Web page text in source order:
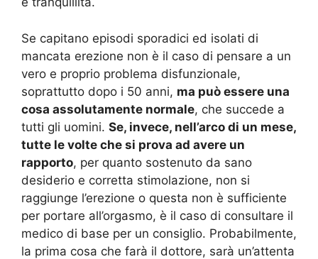
Se capitano episodi sporadici ed isolati di
mancata erezione non è il caso di pensare a un
vero e proprio problema disfunzionale,
soprattutto dopo i 50 anni, ma può essere una
cosa assolutamente normale, che succede a
tutti gli uomini. Se, invece, nell’arco di un mese,
tutte le volte che si prova ad avere un
rapporto, per quanto sostenuto da sano
desiderio e corretta stimolazione, non si
raggiunge l’erezione o questa non è sufficiente
per portare all’orgasmo, è il caso di consultare il
medico di base per un consiglio. Probabilmente,
la prima cosa che farà il dottore, sarà un’attenta